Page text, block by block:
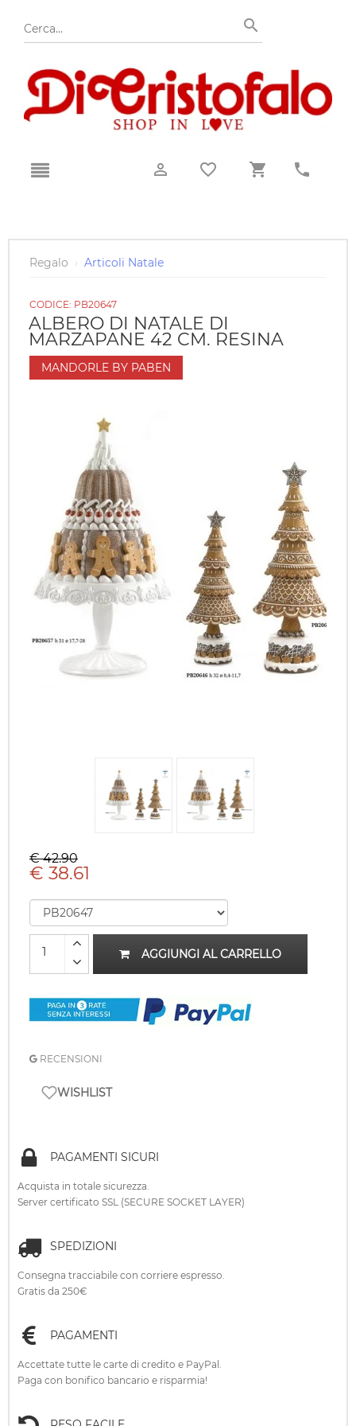
Regalo › Articoli Natale
CODICE: PB20647
ALBERO DI NATALE DI
MARZAPANE 42 CM. RESINA
MANDORLE BY PABEN
€ 42.90
€ 38.61
AGGIUNGI AL CARRELLO
RECENSIONI
WISHLIST
PAGAMENTI SICURI
Acquista in totale sicurezza.
Server certificato SSL (SECURE SOCKET LAYER)
SPEDIZIONI
Consegna tracciabile con corriere espresso.
Gratis da 250€
PAGAMENTI
Accettate tutte le carte di credito e PayPal.
Paga con bonifico bancario e risparmia!